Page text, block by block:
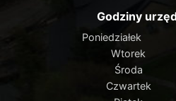
Godziny
Poniedziałek
Wtorek
Środa
Czwartek